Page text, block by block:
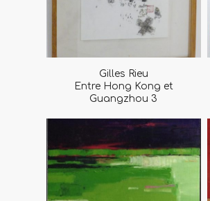
Gilles Rieu
Entre Hong Kong et
Guangzhou 3